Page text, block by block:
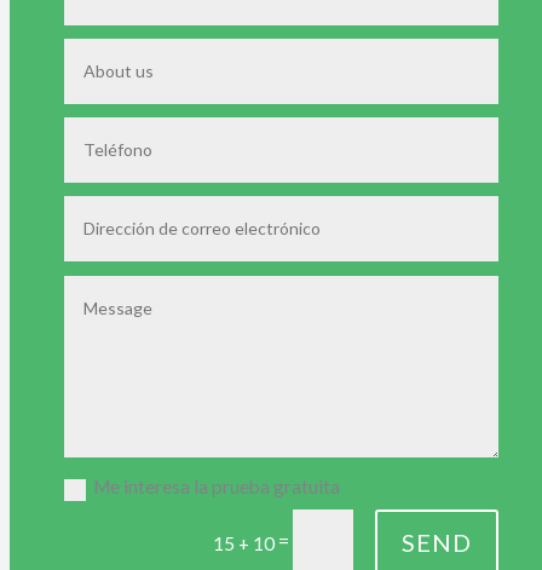
Me interesa la prueba gratuita
15 + 10= SEND